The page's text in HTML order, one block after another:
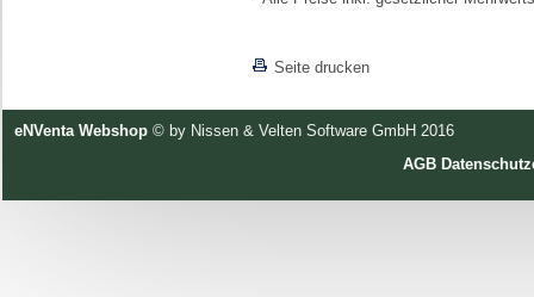
Seite drucken
eNVenta Webshop © by Nissen & Velten Software GmbH 2016
AGB